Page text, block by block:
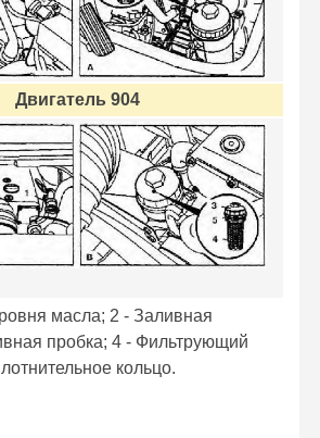
Двигатель 904
масла; 2 - Заливная
пробка; 4 - Фильтрующий
кольцо.